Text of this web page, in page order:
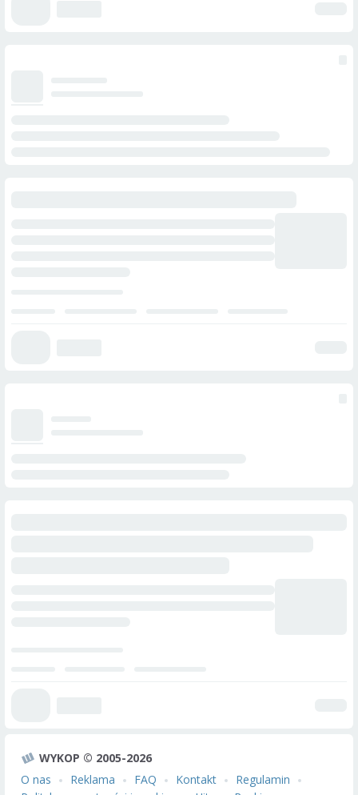
WYKOP © 2005-2026
O nas
Reklama FAQ Kontakt
Regulamin